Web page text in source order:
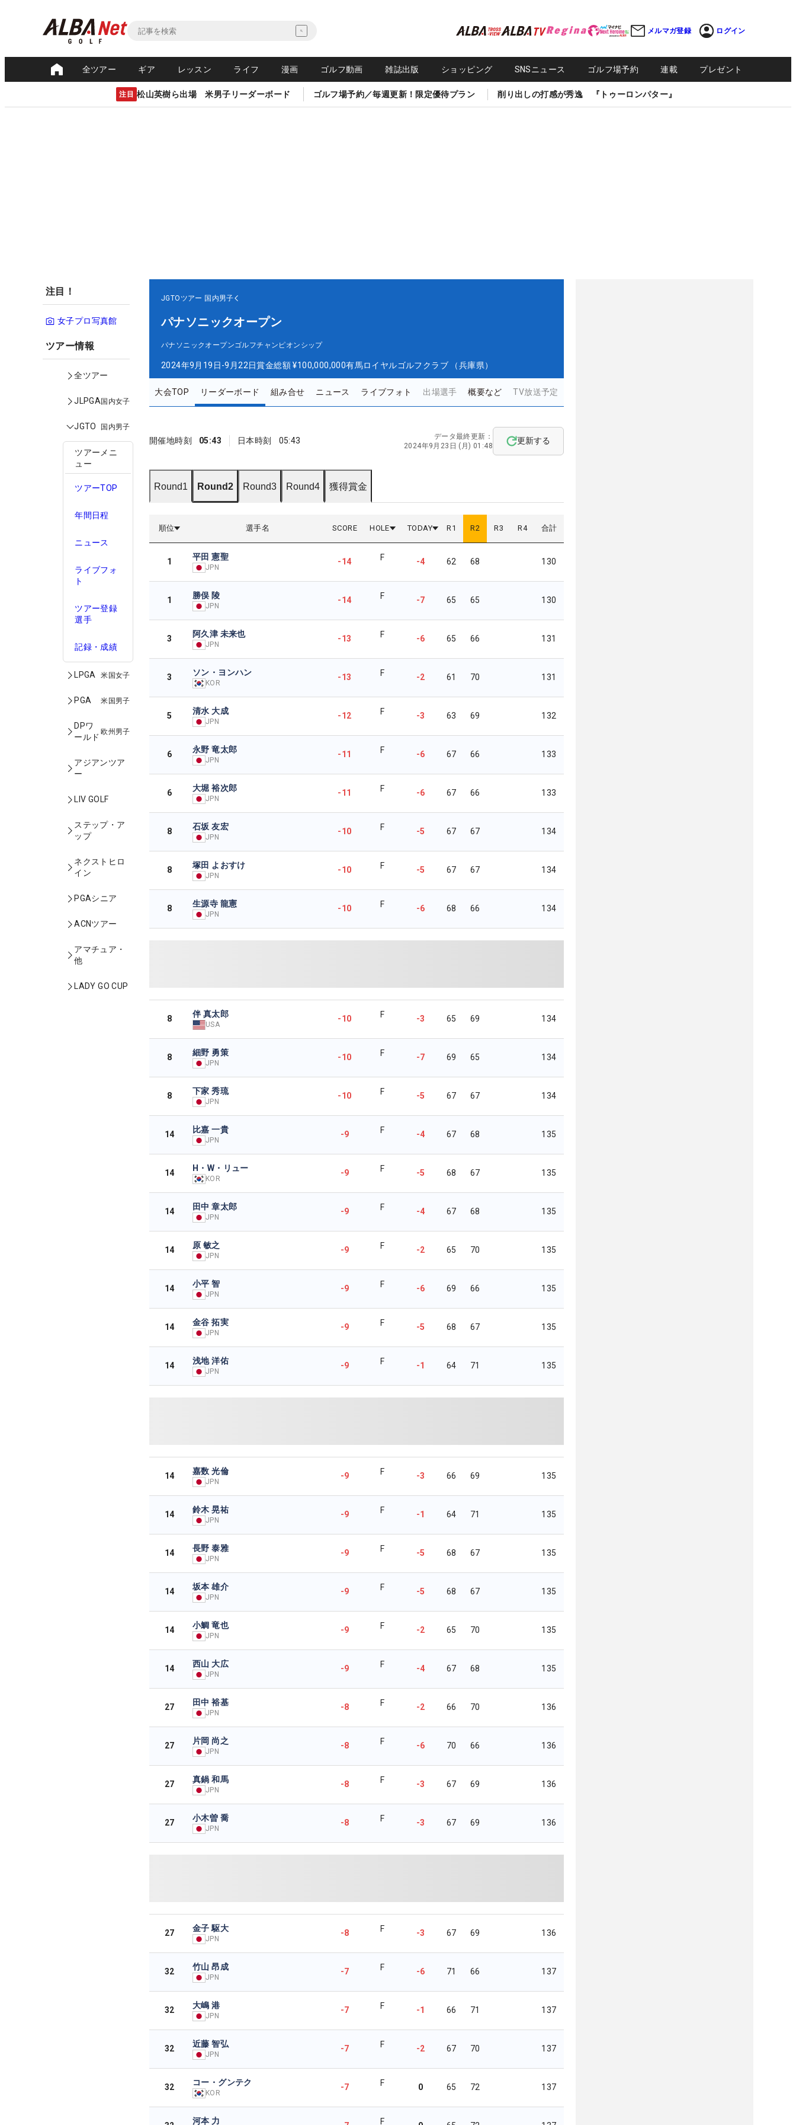
メルマガ登録 ログイン
全ツアー ギア レッスン ライフ 漫画 ゴルフ動画 雑誌出版 ショッピング SNSニュース ゴルフ場予約 連載 プレゼント
注目 松山英樹ら出場 米男子リーダーボード ゴルフ場予約／毎週更新！限定優待プラン 削り出しの打感が秀逸 『トゥーロンパター』
注目！
女子プロ写真館
ツアー情報
全ツアー
JLPGA国内女子
JGTO 国内男子
ツアーメニ
ュー
ツアーTOP
年間日程
ニュース
ライブフォ
ト
ツアー登録
選手
記録・成績
LPGA 米国女子
PGA 米国男子
DPワ
ールド
欧州男子
アジアンツア
ー
LIV GOLF
ステップ・ア
ップ
ネクストヒロ
イン
PGAシニア
ACNツアー
アマチュア・
他
LADY GO CUP
JGTOツアー 国内男子
パナソニックオープン
パナソニックオープンゴルフチャンピオンシップ
2024年9月19日-9月22日賞金総額 ¥100,000,000有馬ロイヤルゴルフクラブ （兵庫県）
大会TOP リーダーボード 組み合せ ニュース ライブフォト 出場選手 概要など TV放送予定
開催地時刻 05:43 日本時刻 05:43
データ最終更新：
2024年9月23日 (月) 01:48
更新する
Round1 Round2 Round3 Round4 獲得賞金
順位 選手名 SCORE HOLE TODAY R 1 R2 R3 R4 合計
1 平田 憲聖
JPN
-14 F -4 62 68 130
1 勝俣 陵
JPN
-14 F -7 65 65 130
3 阿久津 未来也
JPN
-13 F -6 65 66 131
3 ソン・ヨンハン
KOR
-13 F -2 61 70 131
5 清水 大成
JPN
-12 F -3 63 69 132
6 永野 竜太郎
JPN
-11 F -6 67 66 133
6 大堀 裕次郎
JPN
-11 F -6 67 66 133
8 石坂 友宏
JPN
-10 F -5 67 67 134
8 塚田 よおすけ
JPN
-10 F -5 67 67 134
8 生源寺 龍憲
JPN
-10 F -6 68 66 134
8 伴 真太郎
USA
-10 F -3 65 69 134
8 細野 勇策
JPN
-10 F -7 69 65 134
8 下家 秀琉
JPN
-10 F -5 67 67 134
14 比嘉 一貴
JPN
-9 F -4 67 68 135
14 H・W・リュー
KOR
-9 F -5 68 67 135
14 田中 章太郎
JPN
-9 F -4 67 68 135
14 原 敏之
JPN
-9 F -2 65 70 135
14 小平 智
JPN
-9 F -6 69 66 135
14 金谷 拓実
JPN
-9 F -5 68 67 135
14 浅地 洋佑
JPN
-9 F -1 64 71 135
14 嘉数 光倫
JPN
-9 F -3 66 69 135
14 鈴木 晃祐
JPN
-9 F -1 64 71 135
14 長野 泰雅
JPN
-9 F -5 68 67 135
14 坂本 雄介
JPN
-9 F -5 68 67 135
14 小鯛 竜也
JPN
-9 F -2 65 70 135
14 西山 大広
JPN
-9 F -4 67 68 135
27 田中 裕基
JPN
-8 F -2 66 70 136
27 片岡 尚之
JPN
-8 F -6 70 66 136
27 真鍋 和馬
JPN
-8 F -3 67 69 136
27 小木曽 喬
JPN
-8 F -3 67 69 136
27 金子 駆大
JPN
-8 F -3 67 69 136
32 竹山 昂成
JPN
-7 F -6 71 66 137
32 大嶋 港
JPN
-7 F -1 66 71 137
32 近藤 智弘
JPN
-7 F -2 67 70 137
32 コー・グンテク
KOR
-7 F 0 65 72 137
河本 力 F